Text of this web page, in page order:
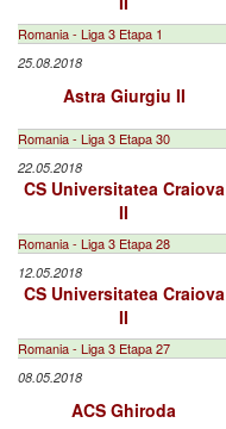
Romania - Liga 3 Etapa 1
25.08.2018
Astra Giurgiu II
Romania - Liga 3 Etapa 30
22.05.2018
CS Universitatea Craiova
II
Romania - Liga 3 Etapa 28
12.05.2018
CS Universitatea Craiova
II
Romania - Liga 3 Etapa 27
08.05.2018
ACS Ghiroda